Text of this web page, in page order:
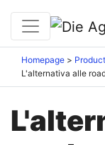
Homepage
L'alternativa alle